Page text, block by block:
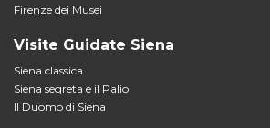
Firenze dei Musei
Visite Guidate Siena
Siena classica
Siena segreta e il Palio
Il Duomo di Siena